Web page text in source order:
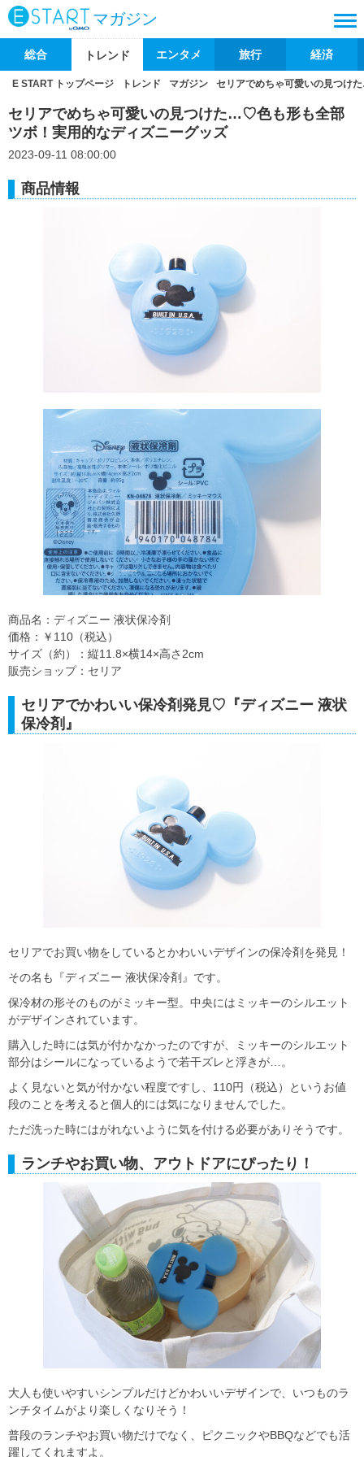
マガジン
総合 トレンド エンタメ 旅行 経済
E START トップページ トレンド マガジン セリアでめちゃ可愛いの見つけ
セリアでめちゃ可愛いの見つけた…♡色も形も全部
ツボ！実用的なディズニーグッズ
2023-09-11 08:00:00
商品情報
商品名：ディズニー 液状保冷剤
価格：￥110（税込）
サイズ（約）：縦11.8×横14×高さ2cm
販売ショップ：セリア
セリアでかわいい保冷剤発見♡『ディズニー 液状
保冷剤』
セリアでお買い物をしているとかわいいデザインの保冷剤を発見！
その名も『ディズニー 液状保冷剤』です。
保冷材の形そのものがミッキー型。中央にはミッキーのシルエット
がデザインされています。
購入した時には気が付かなかったのですが、ミッキーのシルエット
部分はシールになっているようで若干ズレと浮きが…。
よく見ないと気が付かない程度ですし、110円（税込）というお値
段のことを考えると個人的には気になりませんでした。
ただ洗った時にはがれないように気を付ける必要がありそうです。
ランチやお買い物、アウトドアにぴったり！
大人も使いやすいシンプルだけどかわいいデザインで、いつものラ
ンチタイムがより楽しくなりそう！
普段のランチやお買い物だけでなく、ピクニックやBBQなどでも活
躍してくれますよ。